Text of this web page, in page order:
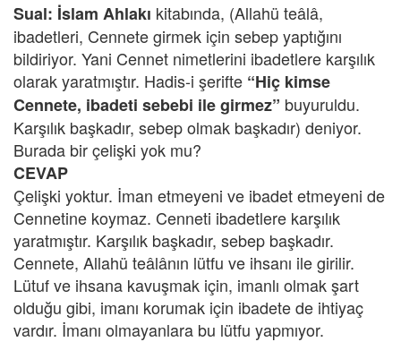
Sual: İslam Ahlakı kitabında, (Allahü teâlâ,
ibadetleri, Cennete girmek için sebep yaptığını
bildiriyor. Yani Cennet nimetlerini ibadetlere karşılık
olarak yaratmıştır. Hadis-i şerifte “Hiç kimse
Cennete, ibadeti sebebi ile girmez” buyuruldu.
Karşılık başkadır, sebep olmak başkadır) deniyor.
Burada bir çelişki yok mu?
CEVAP
Çelişki yoktur. İman etmeyeni ve ibadet etmeyeni de
Cennetine koymaz. Cenneti ibadetlere karşılık
yaratmıştır. Karşılık başkadır, sebep başkadır.
Cennete, Allahü teâlânın lütfu ve ihsanı ile girilir.
Lütuf ve ihsana kavuşmak için, imanlı olmak şart
olduğu gibi, imanı korumak için ibadete de ihtiyaç
vardır. İmanı olmayanlara bu lütfu yapmıyor.